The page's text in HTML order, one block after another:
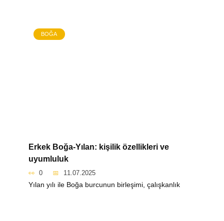
BOĞA
Erkek Boğa-Yılan: kişilik özellikleri ve
uyumluluk
0 11.07.2025
Yılan yılı ile Boğa burcunun birleşimi, çalışkanlık